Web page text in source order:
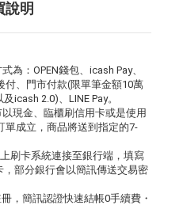
說明
為：OPEN錢包、icash Pay、
付、門市付款(限單筆金額10萬
icash 2.0)、LINE Pay。
現金、臨櫃刷信用卡或是使用
單成立，商品將送到指定的7-
刷卡系統連接至銀行端，填寫
部分銀行會以簡訊傳送交易密
，簡訊認證快速結帳0手續費・